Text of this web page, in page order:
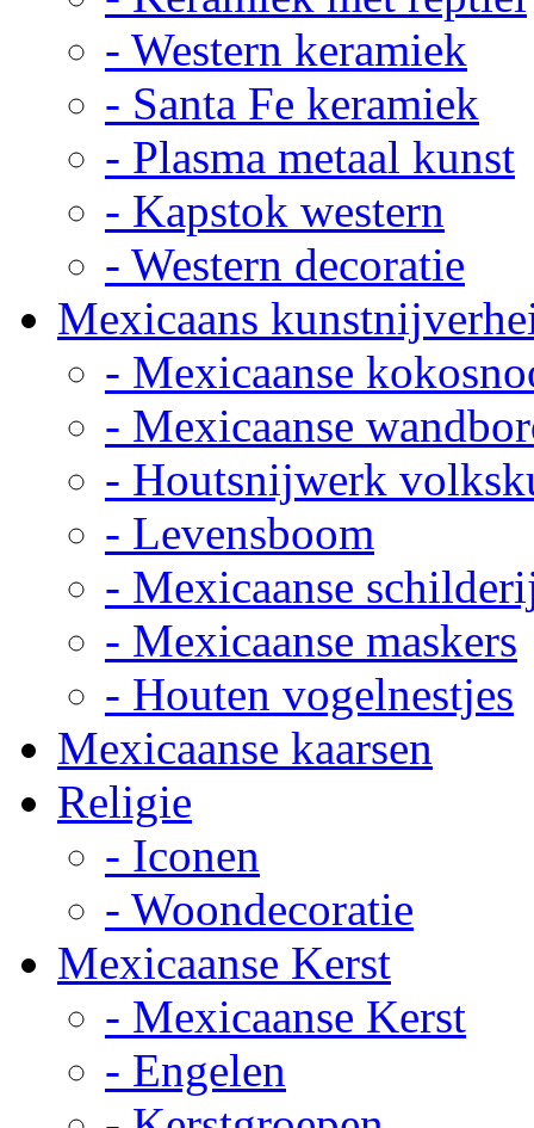
- Western keramiek
- Santa Fe keramiek
- Plasma metaal kunst
- Kapstok western
- Western decoratie
Mexicaans
- Mexicaanse
- Mexicaanse
- Houtsnijwerk
- Levensboom
- Mexicaanse
- Mexicaanse maskers
- Houten vogelnestjes
Mexicaanse kaarsen
Religie
- Iconen
- Woondecoratie
Mexicaanse Kerst
- Mexicaanse Kerst
- Engelen